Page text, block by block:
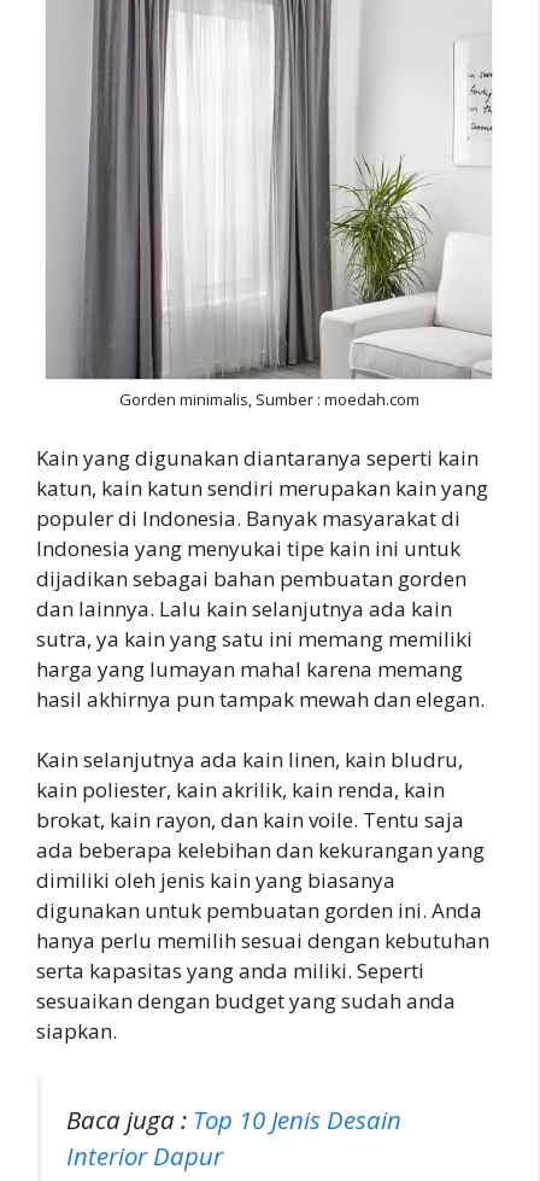
Gorden minimalis, Sumber : moedah.com
Kain yang digunakan diantaranya seperti kain
katun, kain katun sendiri merupakan kain yang
populer di Indonesia. Banyak masyarakat di
Indonesia yang menyukai tipe kain ini untuk
dijadikan sebagai bahan pembuatan gorden
dan lainnya. Lalu kain selanjutnya ada kain
sutra, ya kain yang satu ini memang memiliki
harga yang lumayan mahal karena memang
hasil akhirnya pun tampak mewah dan elegan.
Kain selanjutnya ada kain linen, kain bludru,
kain poliester, kain akrilik, kain renda, kain
brokat, kain rayon, dan kain voile. Tentu saja
ada beberapa kelebihan dan kekurangan yang
dimiliki oleh jenis kain yang biasanya
digunakan untuk pembuatan gorden ini. Anda
hanya perlu memilih sesuai dengan kebutuhan
serta kapasitas yang anda miliki. Seperti
sesuaikan dengan budget yang sudah anda
siapkan.
Baca juga : Top 10 Jenis Desain
Interior Dapur